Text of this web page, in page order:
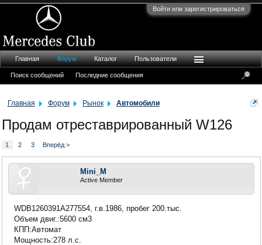
Войти или зарегистрироваться
Главная Форум Рынок Автомобили
Продам отреставрированный W126
1 2 3 Вперёд >
Mini_M
Active Member
WDB1260391A277554, г.в.1986, пробег 200.тыс.
Объем двиг.:5600 см3
КПП:Автомат
Мощность:278 л.с.
Главная Форум
Поиск сообщений Последние сообщения
Каталог Пользователи